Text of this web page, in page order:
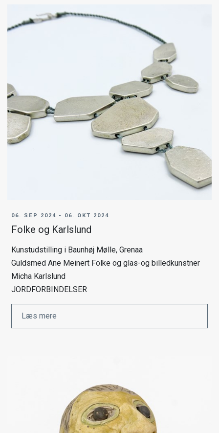
06. SEP 2024 - 06. OKT 2024
Folke og Karlslund
Kunstudstilling i Baunhøj Mølle, Grenaa
Guldsmed Ane Meinert Folke og glas-og billedkunstner
Micha Karlslund
JORDFORBINDELSER
Læs mere